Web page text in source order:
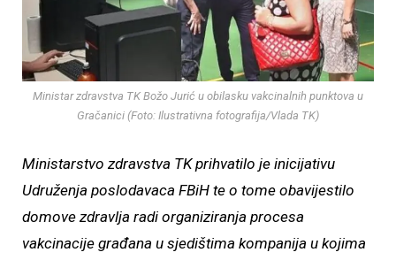
Ministar zdravstva TK Božo Jurić u obilasku vakcinalnih punktova u
Gračanici (Foto: Ilustrativna fotografija/Vlada TK)
Ministarstvo zdravstva TK prihvatilo je inicijativu
Udruženja poslodavaca FBiH te o tome obavijestilo
domove zdravlja radi organiziranja procesa
vakcinacije građana u sjedištima kompanija u kojima